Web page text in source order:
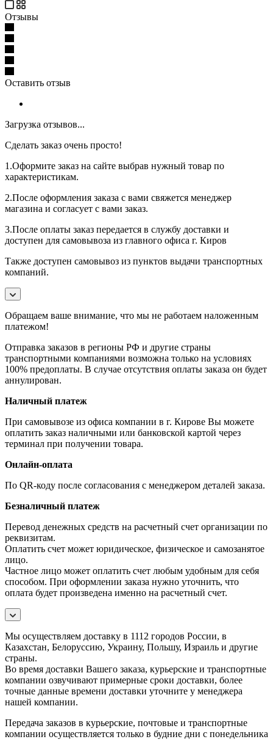
Отзывы
Оставить отзыв
Загрузка отзывов...
Сделать заказ очень просто!
1.Оформите заказ на сайте выбрав нужный товар по
характеристикам.
2.После оформления заказа с вами свяжется менеджер
магазина и согласует с вами заказ.
3.После оплаты заказ передается в службу доставки и
доступен для самовывоза из главного офиса г. Киров
Также доступен самовывоз из пунктов выдачи транспортных
компаний.
Обращаем ваше внимание, что мы не работаем наложенным
платежом!
Отправка заказов в регионы РФ и другие страны
транспортными компаниями возможна только на условиях
100% предоплаты. В случае отсутствия оплаты заказа он будет
аннулирован.
Наличный платеж
При самовывозе из офиса компании в г. Кирове Вы можете
оплатить заказ наличными или банковской картой через
терминал при получении товара.
Онлайн-оплата
По QR-коду после согласования с менеджером деталей заказа.
Безналичный платеж
Перевод денежных средств на расчетный счет организации по
реквизитам.
Оплатить счет может юридическое, физическое и самозанятое
лицо.
Частное лицо может оплатить счет любым удобным для себя
способом. При оформлении заказа нужно уточнить, что
оплата будет произведена именно на расчетный счет.
Мы осуществляем доставку в 1112 городов России, в
Казахстан, Белоруссию, Украину, Польшу, Израиль и другие
страны.
Во время доставки Вашего заказа, курьерские и транспортные
компании озвучивают примерные сроки доставки, более
точные данные времени доставки уточните у менеджера
нашей компании.
Передача заказов в курьерские, почтовые и транспортные
компании осуществляется только в будние дни с понедельника